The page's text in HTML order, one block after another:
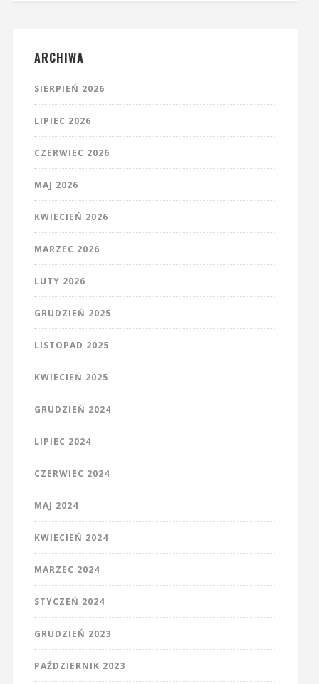
ARCHIWA
SIERPIEŃ 2026
LIPIEC 2026
CZERWIEC 2026
MAJ 2026
KWIECIEŃ 2026
MARZEC 2026
LUTY 2026
GRUDZIEŃ 2025
LISTOPAD 2025
KWIECIEŃ 2025
GRUDZIEŃ 2024
LIPIEC 2024
CZERWIEC 2024
MAJ 2024
KWIECIEŃ 2024
MARZEC 2024
STYCZEŃ 2024
GRUDZIEŃ 2023
PAŹDZIERNIK 2023